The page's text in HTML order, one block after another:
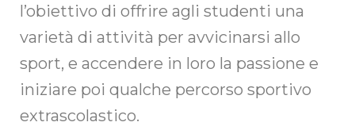
l’obiettivo di offrire agli studenti una
varietà di attività per avvicinarsi allo
sport, e accendere in loro la passione e
iniziare poi qualche percorso sportivo
extrascolastico.